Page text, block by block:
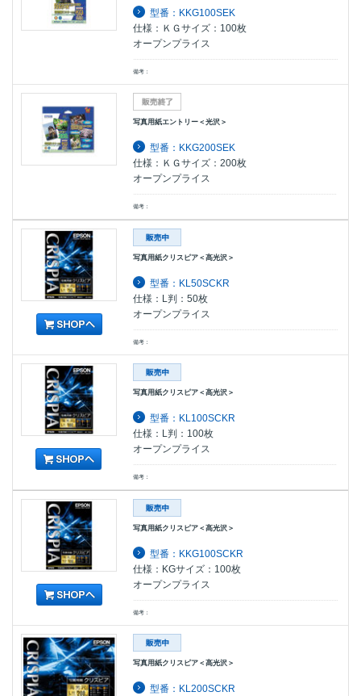
型番：KKG100SEK
仕様：ＫＧサイズ：100枚
オープンプライス
備考：
写真用紙エントリー＜光沢＞
型番：KKG200SEK
仕様：ＫＧサイズ：200枚
オープンプライス
備考：
写真用紙クリスピア＜高光沢＞
型番：KL50SCKR
仕様：L判：50枚
オープンプライス
備考：
写真用紙クリスピア＜高光沢＞
型番：KL100SCKR
仕様：L判：100枚
オープンプライス
備考：
写真用紙クリスピア＜高光沢＞
型番：KKG100SCKR
仕様：KGサイズ：100枚
オープンプライス
備考：
写真用紙クリスピア＜高光沢＞
型番：KL200SCKR